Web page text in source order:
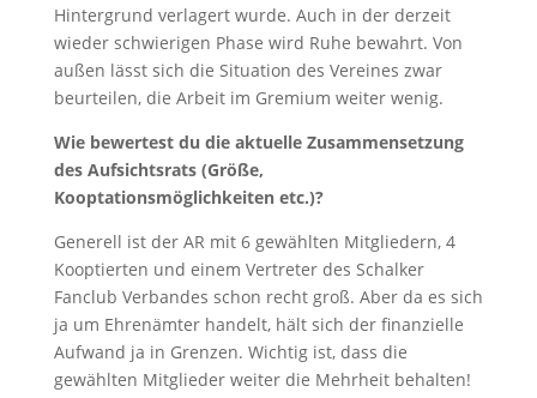
Hintergrund verlagert wurde. Auch in der derzeit
wieder schwierigen Phase wird Ruhe bewahrt. Von
außen lässt sich die Situation des Vereines zwar
beurteilen, die Arbeit im Gremium weiter wenig.
Wie bewertest du die aktuelle Zusammensetzung
des Aufsichtsrats (Größe,
Kooptationsmöglichkeiten etc.)?
Generell ist der AR mit 6 gewählten Mitgliedern, 4
Kooptierten und einem Vertreter des Schalker
Fanclub Verbandes schon recht groß. Aber da es sich
ja um Ehrenämter handelt, hält sich der finanzielle
Aufwand ja in Grenzen. Wichtig ist, dass die
gewählten Mitglieder weiter die Mehrheit behalten!